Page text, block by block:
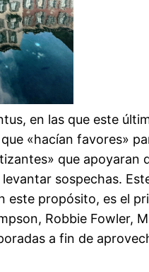
en las que este
«hacían favores»
que
sospechas.
propósito, es el
Robbie Fowler,
a fin de